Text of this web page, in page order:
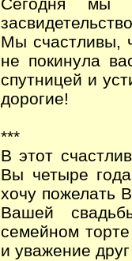
Сегодня мы
Мы счастливы,
не покинула
спутницей и
дорогие!
***
В этот
Вы четыре
хочу пожелать
Вашей
семейном
и уважение